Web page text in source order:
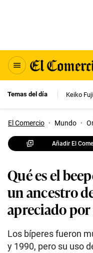
Temas del día Keiko
El Comercio · Mundo ·
Añadir El
Qué es el
un ancestro
apreciado
Los bíperes fueron
y 1990, pero su uso